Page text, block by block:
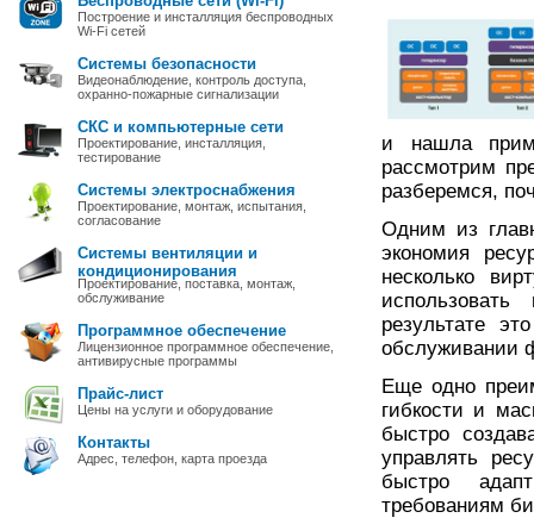
Построение и инсталляция беспроводных
Wi-Fi сетей
Системы безопасности
Видеонаблюдение, контроль доступа,
охранно-пожарные сигнализации
СКС и компьютерные сети
Проектирование, инсталляция,
тестирование
Системы электроснабжения
Проектирование, монтаж, испытания,
согласование
Системы вентиляции и
кондиционирования
Проектирование, поставка, монтаж,
обслуживание
Программное обеспечение
Лицензионное программное обеспечение,
антивирусные программы
Прайс-лист
Цены на услуги и оборудование
Контакты
Адрес, телефон, карта проезда
и нашла
рассмотрим
разберемся,
Одним из
экономия
несколько
результате
обслуживании
Еще одно
гибкости и
быстро
управлять
быстро
требованиям